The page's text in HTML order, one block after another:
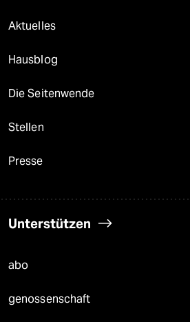
Aktuelles
Hausblog
Die Seitenwende
Stellen
Presse
Unterstützen
abo
genossenschaft